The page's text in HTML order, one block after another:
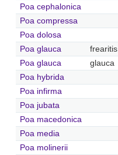
Poa cephalonica
Poa compressa
Poa dolosa
Poa glauca
frearitis
Poa glauca
glauca
Poa hybrida
Poa infirma
Poa jubata
Poa macedonica
Poa media
Poa molinerii